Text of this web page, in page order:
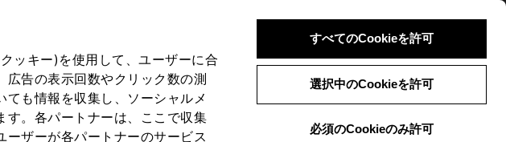
ッキー)を使用して、ユーザーに合
告の表示回数やクリック数の測
も情報を収集し、ソーシャルメ
す。各パートナーは、ここで収集
ザーが各パートナーのサービス
すべてのCookieを許可
選択中のCookieを許可
必須のCookieのみ許可
ログイン 検索 メニュー
メニュー